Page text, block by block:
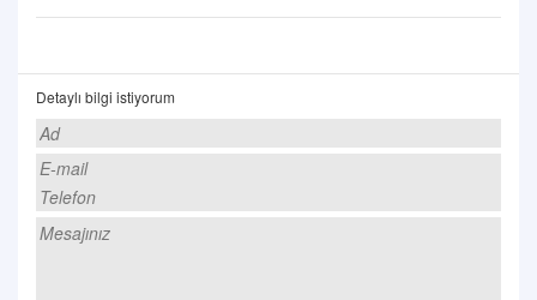
Detaylı bilgi istiyorum